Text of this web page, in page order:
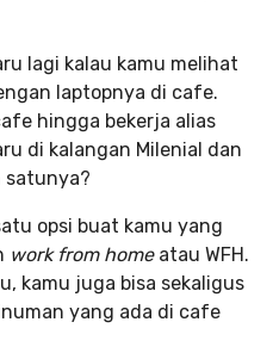
lagi kalau kamu melihat
laptopnya di cafe.
hingga bekerja alias
di kalangan Milenial dan
satunya?
opsi buat kamu yang
work from homeatau WFH.
kamu juga bisa sekaligus
yang ada di cafe